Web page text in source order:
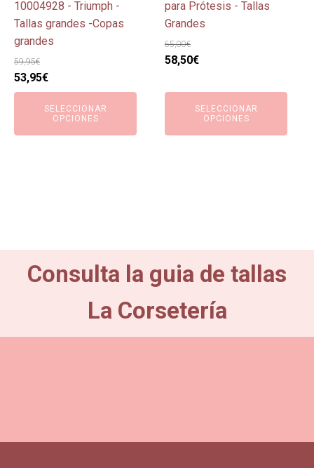
10004928 - Triumph -
Tallas grandes -Copas
grandes
59,95€
El
precio
original
53,95€El
precio
actual
SELECCIONAR
OPCIONES
en
la
página
de
producto
para Prótesis - Tallas
Grandes
65,00€
El
original
58,50€El
actual
es:
SELECCIONAR
OPCIONES
en
la
página
de
Consulta la guia de tallas
La Corsetería